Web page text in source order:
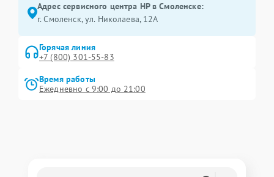
Адрес сервисного центра HP в Смоленске:
г. Смоленск, ул. Николаева, 12А
Горячая линия
+7 (800) 301-55-83
Время работы
Ежедневно с 9:00 до 21:00